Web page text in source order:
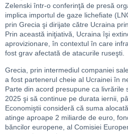
Zelenski într-o conferinţă de presă
implica importul de gaze lichefiate
prin Grecia şi dirijate către Ucraina
Prin această iniţiativă, Ucraina îşi
aprovizionare, în contextul în care
fost grav afectată de atacurile ruseşti.
Grecia, prin intermediul companiei
a fost partenerul cheie al Ucrainei în
Parte din acord presupune ca livrările
2025 şi să continue pe durata iernii,
Economiştii consideră că suma
atinge aproape 2 miliarde de euro,
băncilor europene, al Comisiei